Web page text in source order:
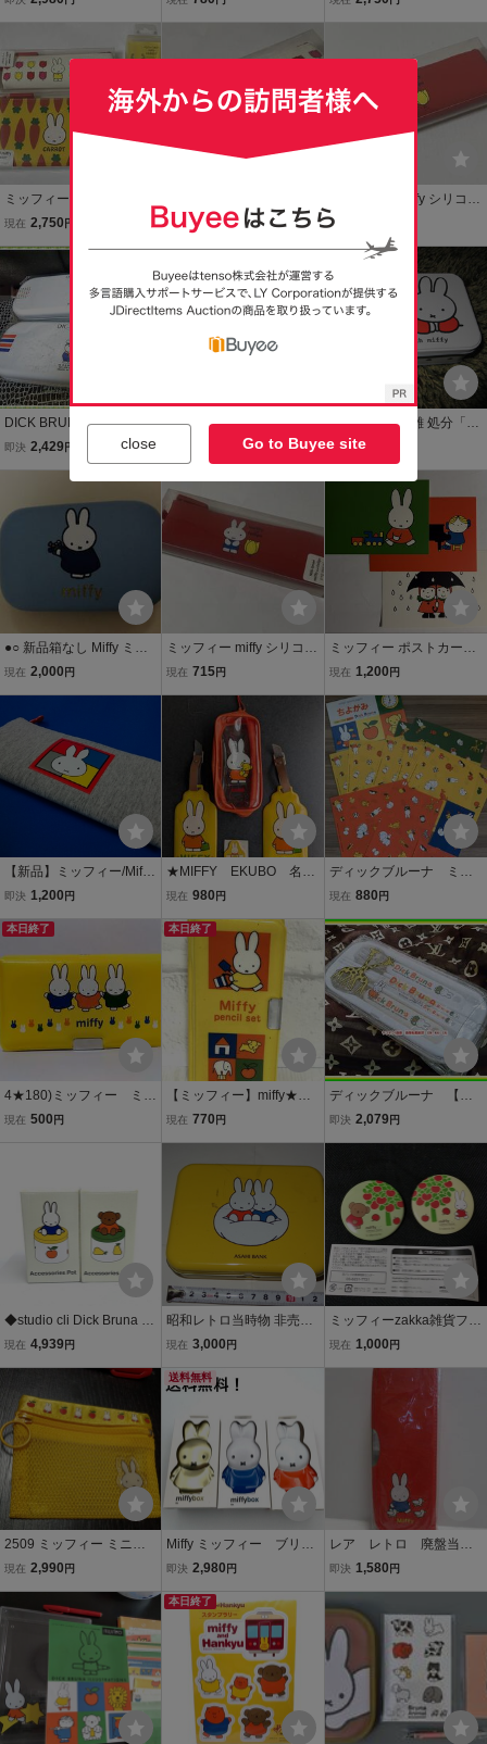
服 カンペン 筆箱 ク
ツワ製 未使用 検索
ミッフィー 1980年代
ミッフィー miffy p+g desi
gn シリコン ペンポーチ +
現在 2,750 円
ペンポーチ 筆入れ p+g de
sign 展示未使用品
現在 715円
ミッフィー miffy シリコン
ペンポーチ 筆入れ p+g de
sign 展示未使用品
現在
DICK BRUNA 筆箱 カ
ンペン クツワ 製 ２
種セット 未使用 ディ
ックブルーナ ◆ レ
ア レトロ 廃盤 エモ
イ 文房具 ミッフィー
即決 2,429 円
DICK BRUNA ミッフ
ィー スプーン/フォーク/
箸/のセット
R080615断捨離 処分「ミ
ッフィー展ミッフィー誕
生70周年記念 ミッフィ
ーとダンのビスケット缶
／アイジングビスケット
缶」保管2SET
現在 1,480
●○ 新品箱なし Miffy ミッ
フィー Dick Bruna ディッ
リーケース ピルケース ○●
現在 2,000 円
ミッフィー miffy シリコン
ペンポーチ 筆入れ p+g de
現在 715円
ミッフィー ポストカード
3枚セット ディック・ブ
当時物
現在 1,200 円
【新品】ミッフィー/Miffy
♪ブルーナ♪ペンケース(オ
時物 日本製
即決 1,200 円
★MIFFY EKUBO 名札
入れ2枚/小物ポーチ/ミニ
現在 980 円
ディックブルーナ ミッ
フィーちゃん 折り紙
フィー うさこちゃん
☆
現在 880 円
本日終了
4★180)ミッフィー ミニ
筆入セットＢ〈700円〉
現在 500 円
本日終了
【ミッフィー】miffy★ミ
ニケース★小物入れ★ミ
現在 770 円
ディックブルーナ 【Φ
Φ】 レア 廃盤 レト
ン フォーク 1986年
未使用 検索 うさぎ
即決 2,079円
◆studio cli Dick Bruna 物
入れ ミッフィー/ボリス/小
現在 4,939円
昭和レトロ当時物 非売品
30~40年前のあさひ銀行
小物入れ ミッフィー缶ペ
現在 3,000 円
ミッフィーzakka雑貨フェ
スタ限定 缶バッジ 2種
現在 1,000 円
2509 ミッフィー ミニ小
物入れ ミニポーチ ディッ
現在 2,990 円
送料無料
Miffy ミッフィー ブリ
キ 缶 MTDAY MIFFY B
即決 2,980 円
レア レトロ 廃盤当時
物 新品未使用 ミッフ
ス 筆入れ
即決 1,580 円
本日終了
close Go to Buyee site